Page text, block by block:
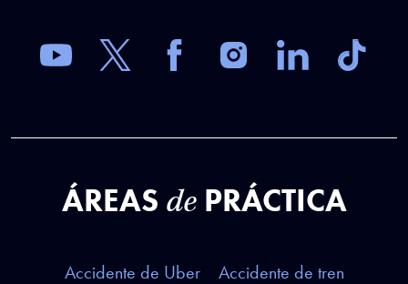
ÁREAS dePRÁCTICA
Accidente de Uber
Accidente de tren